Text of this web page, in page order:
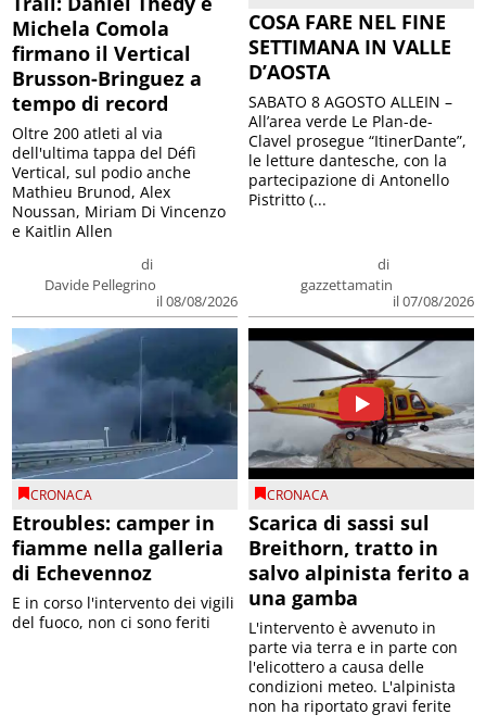
Michela Comola
firmano il Vertical
Brusson-Bringuez a
tempo di record
di
Davide Pellegrino
il 08/08/2026
Oltre 200 atleti al via
dell'ultima tappa del Défì
Vertical, sul podio anche
Mathieu Brunod, Alex
Noussan, Miriam Di Vincenzo
e Kaitlin Allen
COSA FARE NEL FINE
SETTIMANA IN VALLE
D’AOSTA
di
gazzettamatin
il 07/08/2026
SABATO 8 AGOSTO ALLEIN –
All’area verde Le Plan-de-
Clavel prosegue “ItinerDante”,
le letture dantesche, con la
partecipazione di Antonello
Pistritto (...
CRONACA
Etroubles: camper in
fiamme nella galleria
di Echevennoz
E in corso l'intervento dei vigili
del fuoco, non ci sono feriti
CRONACA
Scarica di sassi sul
Breithorn, tratto in
salvo alpinista ferito a
una gamba
L'intervento è avvenuto in
parte via terra e in parte con
l'elicottero a causa delle
condizioni meteo. L'alpinista
non ha riportato gravi ferite